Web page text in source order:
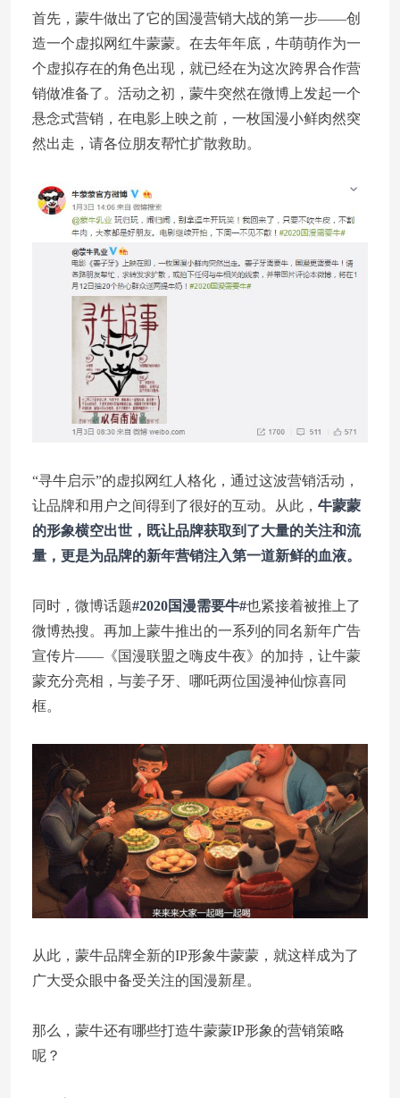
首先，蒙牛做出了它的国漫营销大战的第一步——创
造一个虚拟网红牛蒙蒙。在去年年底，牛萌萌作为一
个虚拟存在的角色出现，就已经在为这次跨界合作营
销做准备了。活动之初，蒙牛突然在微博上发起一个
悬念式营销，在电影上映之前，一枚国漫小鲜肉然突
然出走，请各位朋友帮忙扩散救助。
“寻牛启示”的虚拟网红人格化，通过这波营销活动，
让品牌和用户之间得到了很好的互动。从此， 牛蒙蒙
的形象横空出世，既让品牌获取到了大量的关注和流
量，更是为品牌的新年营销注入第一道新鲜的血液。
同时，微博话题#2020国漫需要牛#也紧接着被推上了
微博热搜。再加上蒙牛推出的一系列的同名新年广告
宣传片——《国漫联盟之嗨皮牛夜》的加持，让牛蒙
蒙充分亮相，与姜子牙、哪吒两位国漫神仙惊喜同
框。
从此，蒙牛品牌全新的IP形象牛蒙蒙，就这样成为了
广大受众眼中备受关注的国漫新星。
那么，蒙牛还有哪些打造牛蒙蒙IP形象的营销策略
呢？